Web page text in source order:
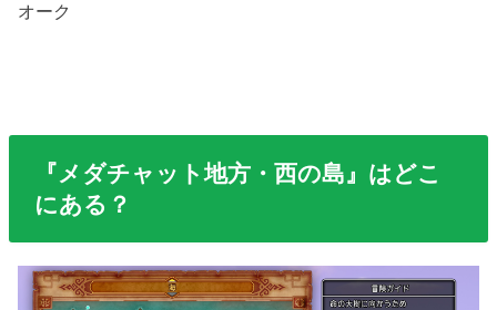
オーク
『メダチャット地方・西の島』はどこ
にある？